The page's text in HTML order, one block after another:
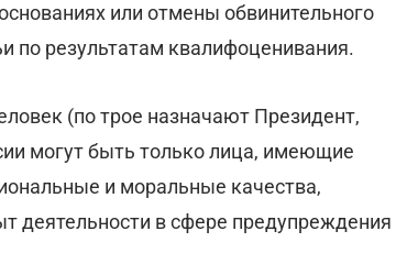
или отмены обвинительного
по результатам квалифоценивания.
(по трое назначают Президент,
могут быть только лица, имеющие
и моральные качества,
деятельности в сфере предупреждения